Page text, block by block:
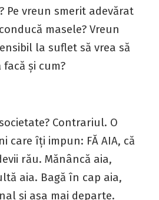
Pe vreun smerit adevărat
masele? Vreun
la suflet să vrea să
și cum?
Contrariul. O
care îți impun: FĂ AIA, că
rău. Mănâncă aia,
aia. Bagă în cap aia,
și așa mai departe.